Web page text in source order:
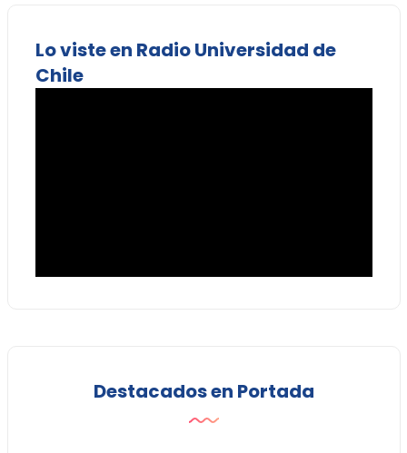
Lo viste en Radio Universidad de
Chile
Destacados en Portada